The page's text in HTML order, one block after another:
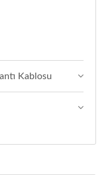
Kablosu